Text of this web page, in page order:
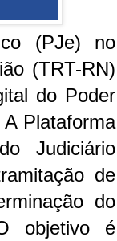
(PJe) no
(TRT-RN)
do Poder
A Plataforma
Judiciário
de
do
objetivo é